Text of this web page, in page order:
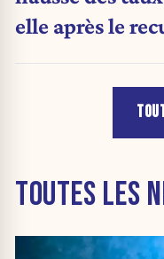
elle après le
TOUTES LES